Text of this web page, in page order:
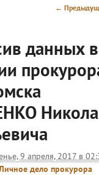
Навигация
←
данных в
9 апреля, 2017 в
дело прокурора